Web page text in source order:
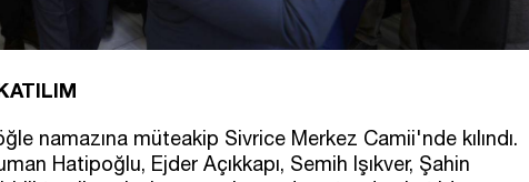
namazına müteakip Sivrice Merkez Camii'nde kılındı.
Hatipoğlu, Ejder Açıkkapı, Semih Işıkver, Şahin